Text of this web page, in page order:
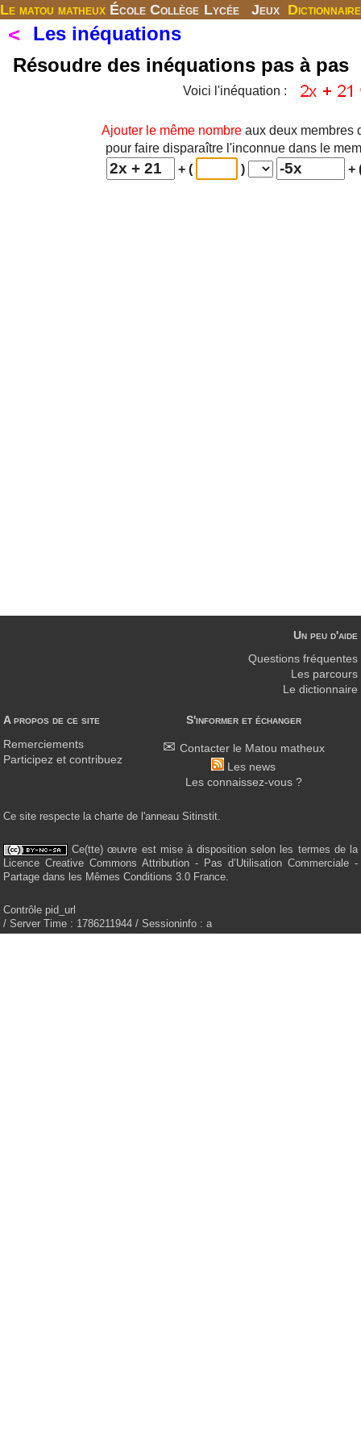
Le matou matheux École Collège Lycée Jeux Dictionnaire
Les inéquations
Résoudre des inéquations pas à pas
Voici l'inéquation :
Ajouter le même nombreaux deux membres
pour faire disparaître l'inconnue dans le
+ (
) +
A propos de ce site
Remerciements
Participez et contribuez
S'informer et échanger
Contacter le Matou matheux
Les news
Les connaissez-vous ?
Un peu d'aide
Questions fréquentes
Les parcours
Le dictionnaire
Ce site respecte la charte de l'anneau Sitinstit.
Ce(tte) œuvre est mise à disposition selon les termes de la
Licence Creative Commons Attribution - Pas d’Utilisation Commerciale -
Partage dans les Mêmes Conditions 3.0 France.
Contrôle pid_url
/ Server Time : 1786211944 / Sessioninfo : a